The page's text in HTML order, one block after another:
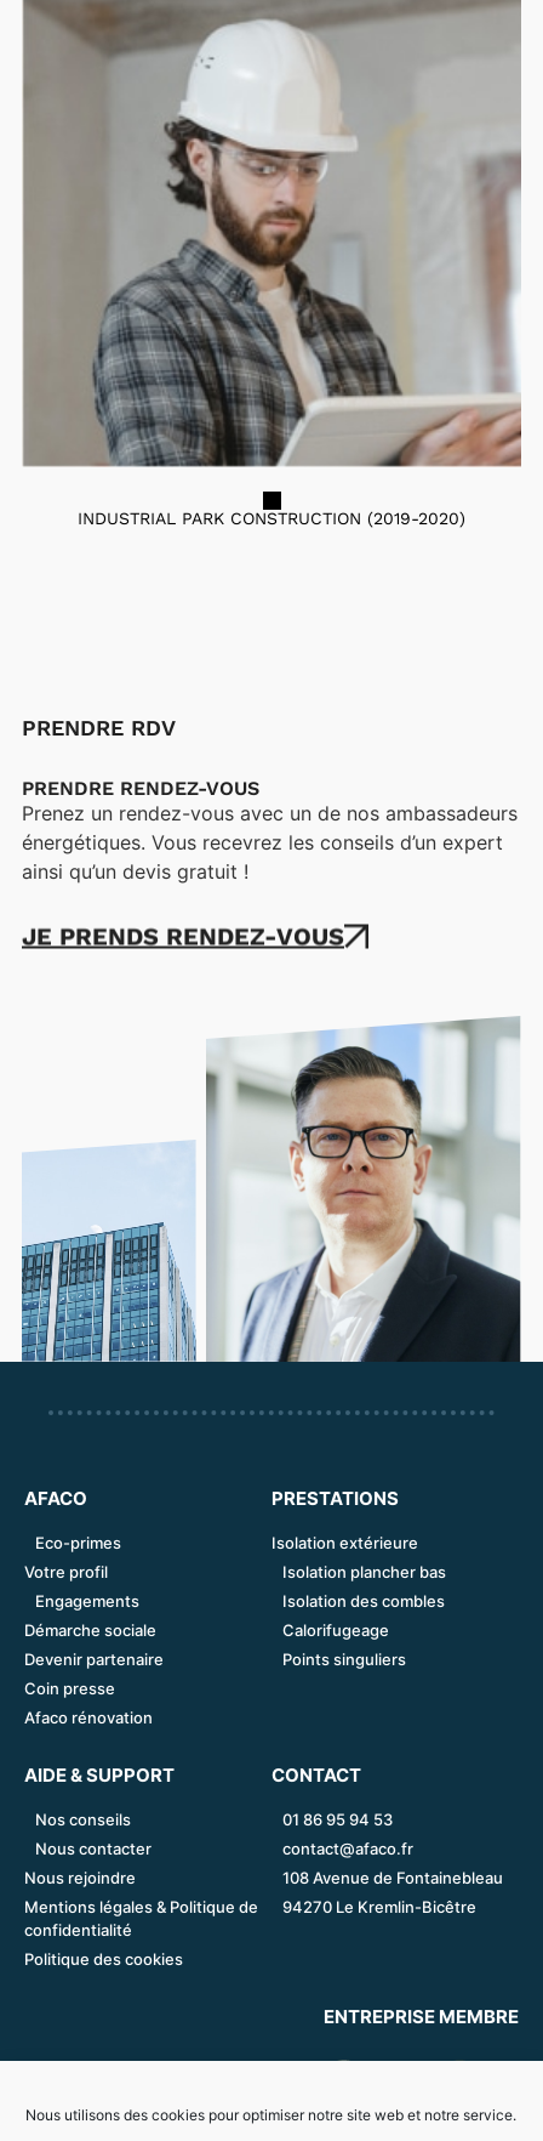
Nous utilisons des cookies pour optimiser notre site web et notre service.
INDUSTRIAL PARK CONSTRUCTION (2019-2020)
PRENDRE RDV
PRENDRE RENDEZ-VOUS
Prenez un rendez-vous avec un de nos ambassadeurs
énergétiques. Vous recevrez les conseils d’un expert
ainsi qu’un devis gratuit !
JE PRENDS RENDEZ-VOUS
AFACO
Eco-primes
Votre profil
Engagements
Démarche sociale
Devenir partenaire
Coin presse
Afaco rénovation
PRESTATIONS
Isolation extérieure
Isolation plancher bas
Isolation des combles
Calorifugeage
Points singuliers
AIDE & SUPPORT
Nos conseils
Nous contacter
Nous rejoindre
Mentions légales & Politique de
confidentialité
Politique des cookies
CONTACT
01 86 95 94 53
contact@afaco.fr
108 Avenue de Fontainebleau
94270 Le Kremlin-Bicêtre
ENTREPRISE MEMBRE